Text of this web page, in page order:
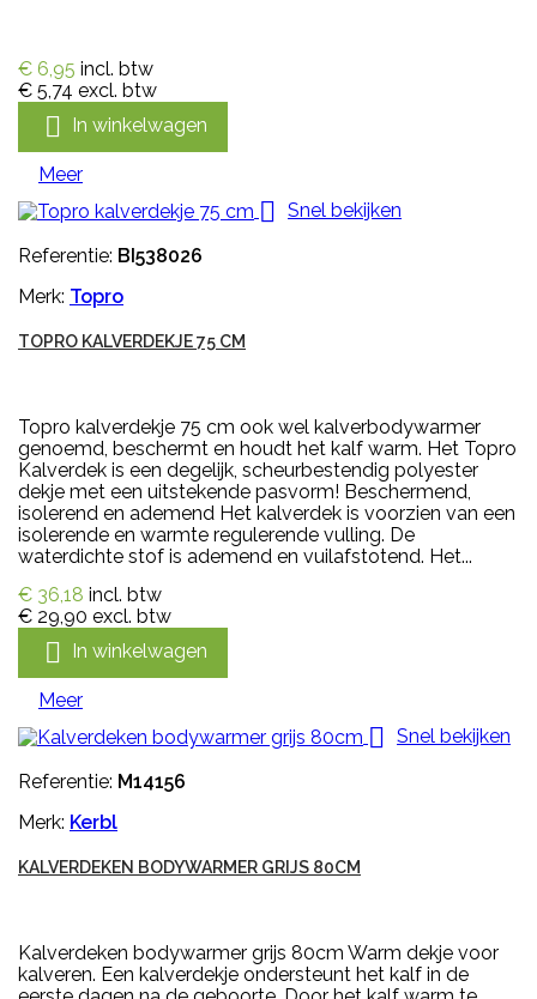
€ 6,95 incl. btw
€ 5,74 excl. btw
 In winkelwagen
Meer
 Snel bekijken
Referentie: BI538026
Merk: Topro
TOPRO KALVERDEKJE 75 CM
Topro kalverdekje 75 cm ook wel kalverbodywarmer
genoemd, beschermt en houdt het kalf warm. Het Topro
Kalverdek is een degelijk, scheurbestendig polyester
dekje met een uitstekende pasvorm! Beschermend,
isolerend en ademend Het kalverdek is voorzien van een
isolerende en warmte regulerende vulling. De
waterdichte stof is ademend en vuilafstotend. Het...
€ 36,18 incl. btw
€ 29,90 excl. btw
 In winkelwagen
Meer
 Snel bekijken
Referentie: M14156
Merk: Kerbl
KALVERDEKEN BODYWARMER GRIJS 80CM
Kalverdeken bodywarmer grijs 80cm Warm dekje voor
kalveren. Een kalverdekje ondersteunt het kalf in de